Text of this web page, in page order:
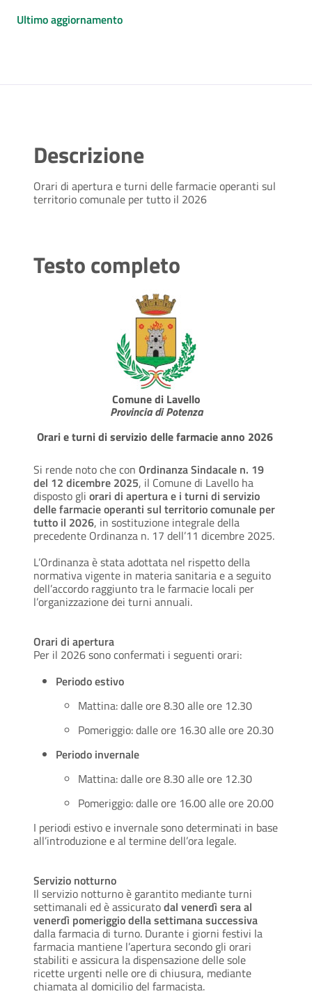
Ultimo aggiornamento
Descrizione
Orari di apertura e turni delle farmacie operanti sul
territorio comunale per tutto il 2026
Testo completo
Comune di Lavello
Provincia di Potenza
Orari e turni di servizio delle farmacie anno 2026
Si rende noto che con Ordinanza Sindacale n. 19
del 12 dicembre 2025, il Comune di Lavello ha
disposto gli orari di apertura e i turni di servizio
delle farmacie operanti sul territorio comunale per
tutto il 2026, in sostituzione integrale della
precedente Ordinanza n. 17 dell’11 dicembre 2025.
L’Ordinanza è stata adottata nel rispetto della
normativa vigente in materia sanitaria e a seguito
dell’accordo raggiunto tra le farmacie locali per
l’organizzazione dei turni annuali.
Orari di apertura
Per il 2026 sono confermati i seguenti orari:
Periodo estivo
Mattina: dalle ore 8.30 alle ore 12.30
Pomeriggio: dalle ore 16.30 alle ore 20.30
Periodo invernale
Mattina: dalle ore 8.30 alle ore 12.30
Pomeriggio: dalle ore 16.00 alle ore 20.00
I periodi estivo e invernale sono determinati in base
all’introduzione e al termine dell’ora legale.
Servizio notturno
Il servizio notturno è garantito mediante turni
settimanali ed è assicuratodal venerdì sera al
venerdì pomeriggio della settimana successiva
dalla farmacia di turno. Durante i giorni festivi la
farmacia mantiene l’apertura secondo gli orari
stabiliti e assicura la dispensazione delle sole
ricette urgenti nelle ore di chiusura, mediante
chiamata al domicilio del farmacista.